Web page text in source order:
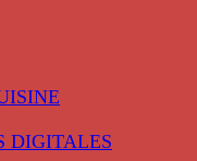
DIGITALES